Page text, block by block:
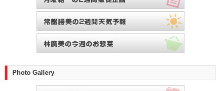
Photo Gallery